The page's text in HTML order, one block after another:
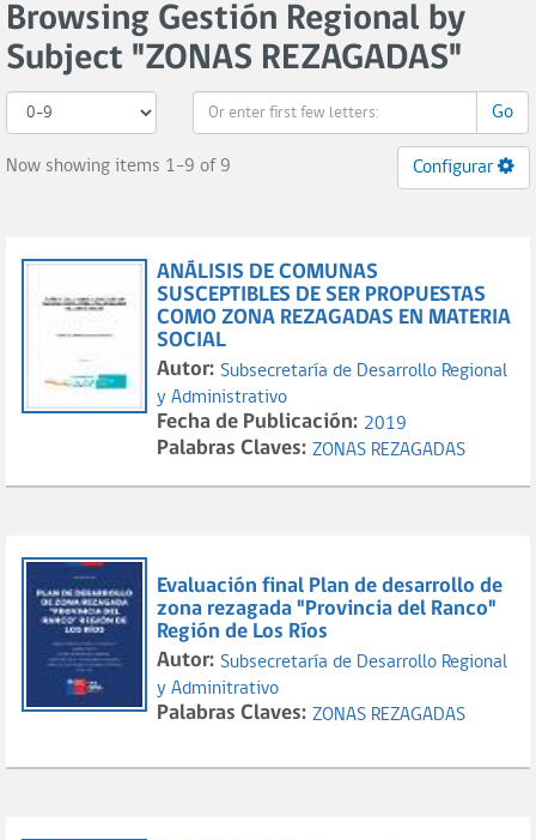
Browsing Gestión Regional by
Subject "ZONAS REZAGADAS"
Go
Now showing items 1-9 of 9 Configurar
ANÁLISIS DE COMUNAS
SUSCEPTIBLES DE SER PROPUESTAS
COMO ZONA REZAGADAS EN MATERIA
SOCIAL
Autor: Subsecretaría de Desarrollo Regional
y Administrativo
Fecha de Publicación: 2019
Palabras Claves: ZONAS REZAGADAS
Evaluación final Plan de desarrollo de
zona rezagada "Provincia del Ranco"
Región de Los Ríos
Autor: Subsecretaría de Desarrollo Regional
y Adminitrativo
Palabras Claves: ZONAS REZAGADAS